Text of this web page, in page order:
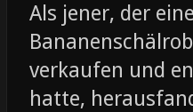
Als jener, der
verkaufen und
hatte,